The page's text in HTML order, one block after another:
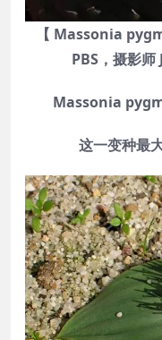
【 Massonia
PBS，摄影
Massonia
这一变种最